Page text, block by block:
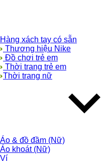
Hàng xách tay có sẵn
Thương hiệu Nike
Đồ chơi trẻ em
Thời trang trẻ em
Thời trang nữ
Áo & đồ đầm (Nữ)
Áo khoát (Nữ)
Ví